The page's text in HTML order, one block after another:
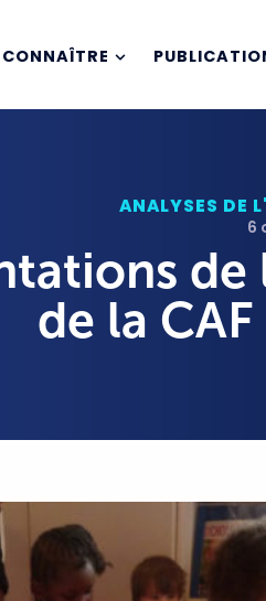
ANALYSES DE
6
de la CAF